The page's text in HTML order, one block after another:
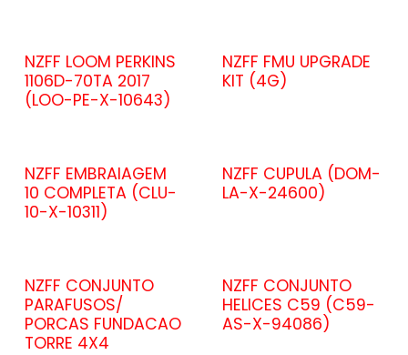
NZFF LOOM PERKINS
1106D-70TA 2017
(LOO-PE-X-10643)
NZFF FMU UPGRADE
KIT (4G)
NZFF EMBRAIAGEM
10 COMPLETA (CLU-
10-X-10311)
NZFF CUPULA (DOM-
LA-X-24600)
NZFF CONJUNTO
PARAFUSOS/
PORCAS FUNDACAO
TORRE 4X4
NZFF CONJUNTO
HELICES C59 (C59-
AS-X-94086)